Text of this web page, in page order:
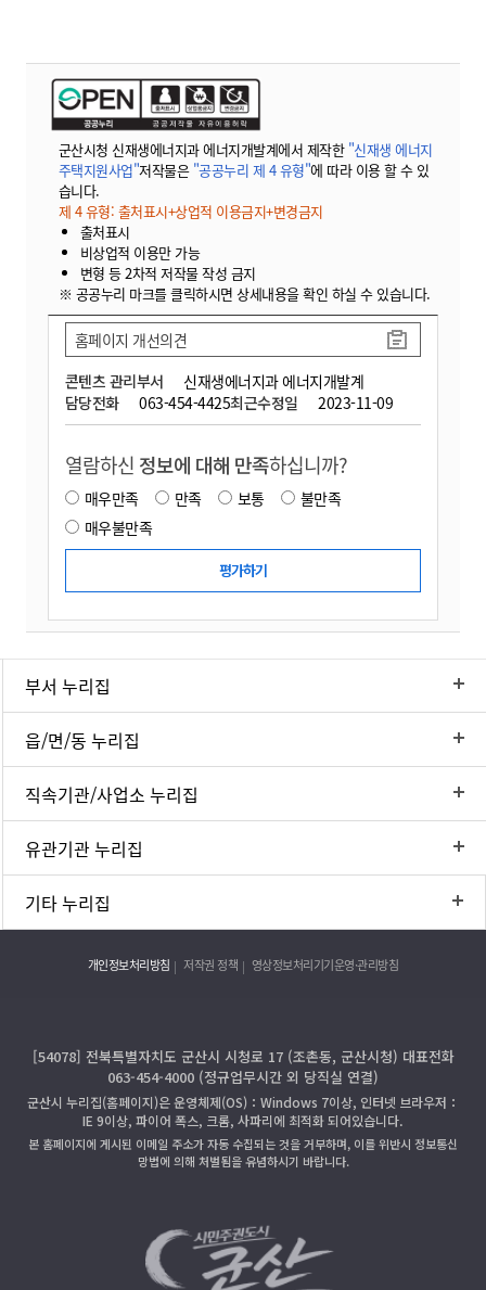
군산시청 신재생에너지과 에너지개발계에서 제작한 "신재생 에너지
주택지원사업"저작물은 "공공누리 제 4 유형"에 따라 이용 할 수 있
습니다.
제 4 유형: 출처표시+상업적 이용금지+변경금지
출처표시
비상업적 이용만 가능
변형 등 2차적 저작물 작성 금지
※ 공공누리 마크를 클릭하시면 상세내용을 확인 하실 수 있습니다.
콘텐츠 관리부서
신재생에너지과 에너지개발계
담당전화
063-454-4425최근수정일 2023-11-09
홈페이지 개선의견
열람하신 정보에 대해 만족하십니까?
매우만족 만족 보통
불만족
매우불만족
부서 누리집
읍/면/동 누리집
직속기관/사업소 누리집
유관기관 누리집
기타 누리집
개인정보처리방침 저작권 정책 영상정보처리기기운영·관리방침
[54078] 전북특별자치도 군산시 시청로 17 (조촌동, 군산시청) 대표전화
063-454-4000 (정규업무시간 외 당직실 연결)
군산시 누리집(홈페이지)은 운영체제(OS)：Windows 7이상, 인터넷 브라우저：
IE 9이상, 파이어 폭스, 크롬, 사파리에 최적화 되어있습니다.
본 홈페이지에 게시된 이메일 주소가 자동 수집되는 것을 거부하며, 이를 위반시 정보통신
망법에 의해 처벌됨을 유념하시기 바랍니다.